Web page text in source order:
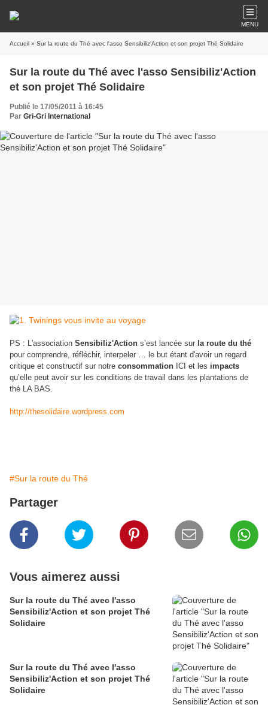
MENU
Accueil » Sur la route du Thé avec l'asso Sensibiliz'Action et son projet Thé Solidaire
Sur la route du Thé avec l'asso Sensibiliz'Action
et son projet Thé Solidaire
Publié le 17/05/2011 à 16:45
Par Gri-Gri International
PS : L'association Sensibiliz'Action s’est lancée sur la route du thé
pour comprendre, réfléchir, interpeler … le but étant d'avoir un regard
critique et constructif sur notre consommation ICI et les impacts
qu’elle peut avoir sur les conditions de travail dans les plantations de
thé LA BAS.
http://thesolidaire.wordpress.com
#Sur la route du Thé
Partager
Vous aimerez aussi
Sur la route du Thé avec l'asso
Sensibiliz'Action et son projet Thé
Solidaire
Sur la route du Thé avec l'asso
Sensibiliz'Action et son projet Thé
Solidaire